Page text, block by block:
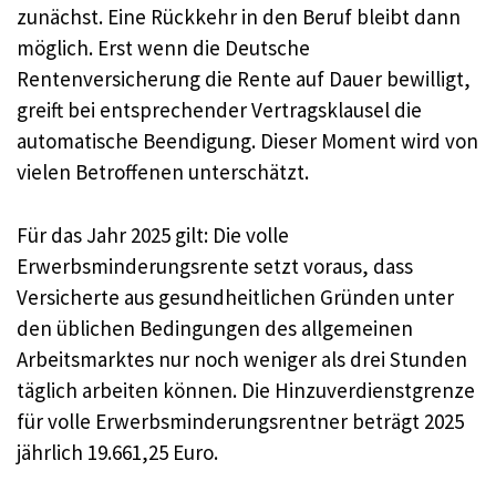
zunächst. Eine Rückkehr in den Beruf bleibt dann
möglich. Erst wenn die Deutsche
Rentenversicherung die Rente auf Dauer bewilligt,
greift bei entsprechender Vertragsklausel die
automatische Beendigung. Dieser Moment wird von
vielen Betroffenen unterschätzt.
Für das Jahr 2025 gilt: Die volle
Erwerbsminderungsrente setzt voraus, dass
Versicherte aus gesundheitlichen Gründen unter
den üblichen Bedingungen des allgemeinen
Arbeitsmarktes nur noch weniger als drei Stunden
täglich arbeiten können. Die Hinzuverdienstgrenze
für volle Erwerbsminderungsrentner beträgt 2025
jährlich 19.661,25 Euro.